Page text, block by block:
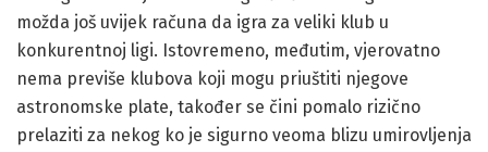
možda još uvijek računa da igra za veliki klub u
konkurentnoj ligi. Istovremeno, međutim, vjerovatno
nema previše klubova koji mogu priuštiti njegove
astronomske plate, također se čini pomalo rizično
prelaziti za nekog ko je sigurno veoma blizu umirovljenja